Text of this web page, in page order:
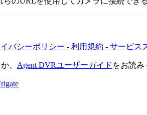
バシーポリシー - 利用規約 - サービス
、 Agent DVRユーザーガイド をお読み